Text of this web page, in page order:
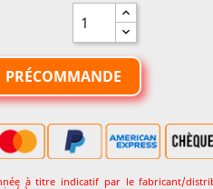
PRÉCOMMANDE
à titre indicatif par le fabricant/